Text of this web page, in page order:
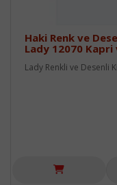
Haki Renk ve
Lady 12070 Kapri
Lady Renkli ve Desenli